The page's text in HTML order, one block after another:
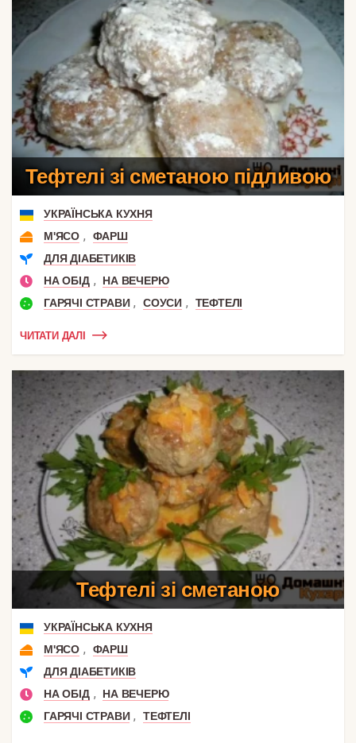
Тефтелі зі сметаною підливою
УКРАЇНСЬКА КУХНЯ
М'ЯСО ,
ФАРШ
ДЛЯ ДІАБЕТИКІВ
НА ОБІД ,
НА ВЕЧЕРЮ
ГАРЯЧІ СТРАВИ , СОУСИ , ТЕФТЕЛІ
ЧИТАТИ ДАЛІ
Тефтелі зі сметаною
УКРАЇНСЬКА КУХНЯ
М'ЯСО ,
ФАРШ
ДЛЯ ДІАБЕТИКІВ
НА ОБІД ,
НА ВЕЧЕРЮ
ГАРЯЧІ СТРАВИ , ТЕФТЕЛІ